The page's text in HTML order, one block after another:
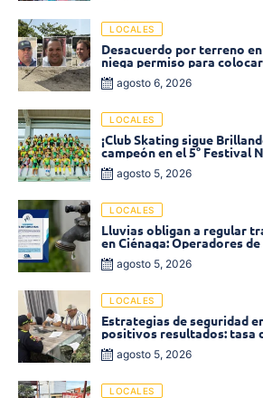
LOCALES
Desacuerdo por terreno
niega permiso para
agosto 6, 2026
LOCALES
¡Club Skating sigue
campeón en el 5° Festival
«Soledad sobre Ruedas»
agosto 5, 2026
LOCALES
Lluvias obligan a regular
en Ciénaga: Operadores
baja presión en varios
agosto 5, 2026
LOCALES
Estrategias de seguridad
positivos resultados: tasa
disminuyó un 58% en 2026
agosto 5, 2026
LOCALES